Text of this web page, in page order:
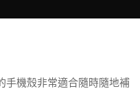
手機殼非常適合隨時隨地補